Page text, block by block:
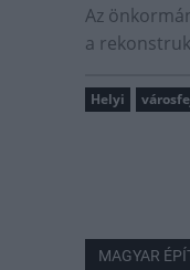
Az
a
Helyi
MAGYAR